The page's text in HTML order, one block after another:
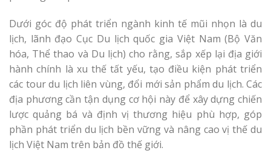
Dưới góc độ phát triển ngành kinh tế mũi nhọn là du
lịch, lãnh đạo Cục Du lịch quốc gia Việt Nam (Bộ Văn
hóa, Thể thao và Du lịch) cho rằng, sắp xếp lại địa giới
hành chính là xu thế tất yếu, tạo điều kiện phát triển
các tour du lịch liên vùng, đổi mới sản phẩm du lịch. Các
địa phương cần tận dụng cơ hội này để xây dựng chiến
lược quảng bá và định vị thương hiệu phù hợp, góp
phần phát triển du lịch bền vững và nâng cao vị thế du
lịch Việt Nam trên bản đồ thế giới.